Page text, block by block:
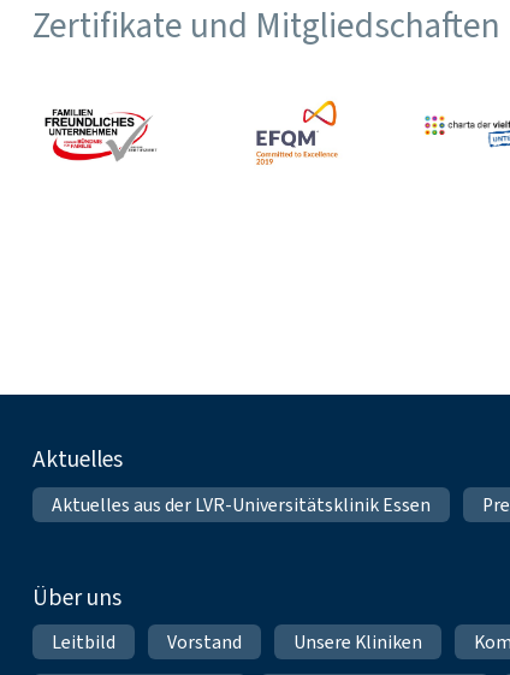
Zertifikate und Mitgliedschaften
Fußnavigation
Aktuelles
Aktuelles aus der LVR-Universitätsklinik Essen
Über uns
Leitbild Vorstand Unsere Kliniken